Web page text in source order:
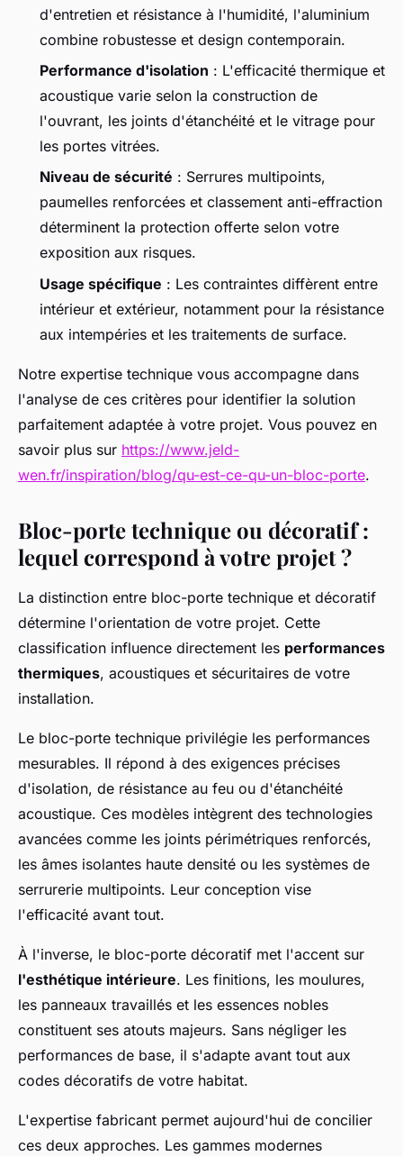
d'entretien et résistance à l'humidité, l'aluminium
combine robustesse et design contemporain.
Performance d'isolation : L'efficacité thermique et
acoustique varie selon la construction de
l'ouvrant, les joints d'étanchéité et le vitrage pour
les portes vitrées.
Niveau de sécurité : Serrures multipoints,
paumelles renforcées et classement anti-effraction
déterminent la protection offerte selon votre
exposition aux risques.
Usage spécifique : Les contraintes diffèrent entre
intérieur et extérieur, notamment pour la résistance
aux intempéries et les traitements de surface.
Notre expertise technique vous accompagne dans
l'analyse de ces critères pour identifier la solution
parfaitement adaptée à votre projet. Vous pouvez en
savoir plus sur https://www.jeld-
wen.fr/inspiration/blog/qu-est-ce-qu-un-bloc-porte.
Bloc-porte technique ou décoratif :
lequel correspond à votre projet ?
La distinction entre bloc-porte technique et décoratif
détermine l'orientation de votre projet. Cette
classification influence directement les performances
thermiques, acoustiques et sécuritaires de votre
installation.
Le bloc-porte technique privilégie les performances
mesurables. Il répond à des exigences précises
d'isolation, de résistance au feu ou d'étanchéité
acoustique. Ces modèles intègrent des technologies
avancées comme les joints périmétriques renforcés,
les âmes isolantes haute densité ou les systèmes de
serrurerie multipoints. Leur conception vise
l'efficacité avant tout.
À l'inverse, le bloc-porte décoratif met l'accent sur
l'esthétique intérieure. Les finitions, les moulures,
les panneaux travaillés et les essences nobles
constituent ses atouts majeurs. Sans négliger les
performances de base, il s'adapte avant tout aux
codes décoratifs de votre habitat.
L'expertise fabricant permet aujourd'hui de concilier
ces deux approches. Les gammes modernes